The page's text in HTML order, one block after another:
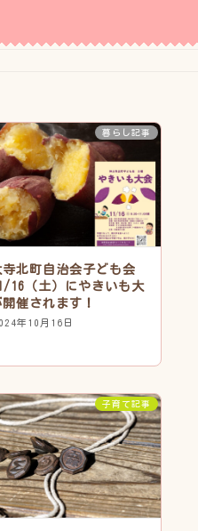
暮らし記事
寺北町自治会子ども会
16（土）にやきいも大
催されます！
年10月16日
子育て記事